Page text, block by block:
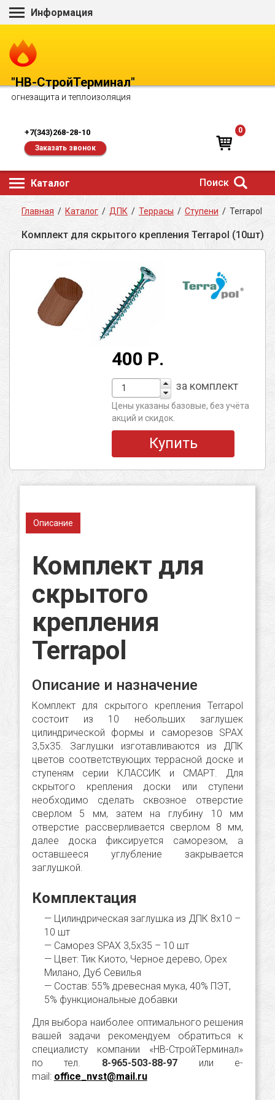
Информация
"НВ-СтройТерминал"
огнезащита и теплоизоляция
+7(343)268-28-10
Заказать звонок
0
Каталог Поиск
Главная / Каталог / ДПК / Террасы / Ступени / Terrapol
Комплект для скрытого крепления Terrapol (10шт)
400 Р.
за комплект
Цены указаны базовые, без учёта
акций и скидок.
Купить
Описание
Комплект для
скрытого
крепления
Terrapol
Описание и назначение
Комплект для скрытого крепления Terrapol
состоит из 10 небольших заглушек
цилиндрической формы и саморезов SPAX
3,5х35. Заглушки изготавливаются из ДПК
цветов соответствующих террасной доске и
ступеням серии КЛАССИК и СМАРТ. Для
скрытого крепления доски или ступени
необходимо сделать сквозное отверстие
сверлом 5 мм, затем на глубину 10 мм
отверстие рассверливается сверлом 8 мм,
далее доска фиксируется саморезом, а
оставшееся углубление закрывается
заглушкой.
Комплектация
Цилиндрическая заглушка из ДПК 8х10 –
10 шт
Саморез SPAX 3,5х35 – 10 шт
Цвет: Тик Киото, Черное дерево, Орех
Милано, Дуб Севилья
Состав: 55% древесная мука, 40% ПЭТ,
5% функциональные добавки
Для выбора наиболее оптимального решения
вашей задачи рекомендуем обратиться к
специалисту компании «НВ-СтройТерминал»
по тел. 8-965-503-88-97 или e-
mail: office_nvst@mail.ru